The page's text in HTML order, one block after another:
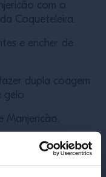
com o
Coqueteleira.
e encher de
dupla coagem
gelo.
Manjericão.